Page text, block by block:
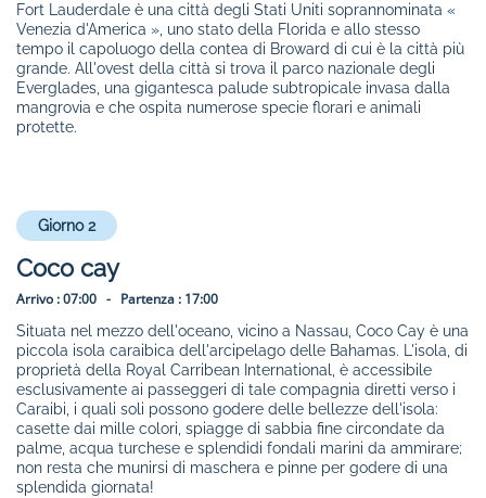
Fort Lauderdale è una città degli Stati Uniti soprannominata «
Venezia d'America », uno stato della Florida e allo stesso
tempo il capoluogo della contea di Broward di cui è la città più
grande. All'ovest della città si trova il parco nazionale degli
Everglades, una gigantesca palude subtropicale invasa dalla
mangrovia e che ospita numerose specie florari e animali
protette.
Giorno 2
Coco cay
Arrivo :07:00 - Partenza : 17:00
Situata nel mezzo dell'oceano, vicino a Nassau, Coco Cay è una
piccola isola caraibica dell'arcipelago delle Bahamas. L'isola, di
proprietà della Royal Carribean International, è accessibile
esclusivamente ai passeggeri di tale compagnia diretti verso i
Caraibi, i quali soli possono godere delle bellezze dell'isola:
casette dai mille colori, spiagge di sabbia fine circondate da
palme, acqua turchese e splendidi fondali marini da ammirare;
non resta che munirsi di maschera e pinne per godere di una
splendida giornata!